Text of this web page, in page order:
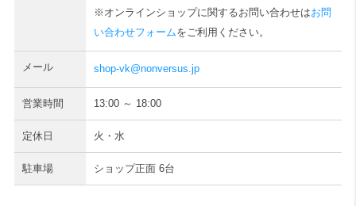
※オンラインショップに関するお問い合わせはお問
い合わせフォームをご利用ください。
メール shop-vk@nonversus.jp
営業時間 13:00 ～ 18:00
定休日 火・水
駐車場 ショップ正面 6台